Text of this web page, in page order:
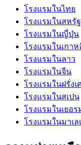
โรงแรมในไทย
โรงแรมในสหรั
โรงแรมในญี่ปุ่น
โรงแรมในเกาห
โรงแรมในลาว
โรงแรมในจีน
โรงแรมในฝรั่งเ
โรงแรมในสเปน
โรงแรมในเยอ
โรงแรมในมาเล